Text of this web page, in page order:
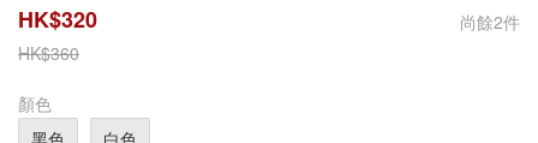
HK$320 尚餘2件
HK$360
顏色
黑色
白色